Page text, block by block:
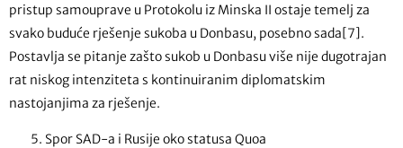
pristup samouprave u Protokolu iz Minska II ostaje temelj za
svako buduće rješenje sukoba u Donbasu, posebno sada[7].
Postavlja se pitanje zašto sukob u Donbasu više nije dugotrajan
rat niskog intenziteta s kontinuiranim diplomatskim
nastojanjima za rješenje.
Spor SAD-a i Rusije oko statusa Quoa